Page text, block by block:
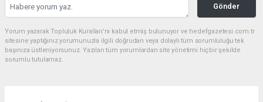
Gönder
Yorum yazarak Topluluk Kuralları’nı kabul etmiş bulunuyor ve hedefgazetesi.com.tr
sitesine yaptığınız yorumunuzla ilgili doğrudan veya dolaylı tüm sorumluluğu tek
başınıza üstleniyorsunuz. Yazılan tüm yorumlardan site yönetimi hiçbir şekilde
sorumlu tutulamaz.